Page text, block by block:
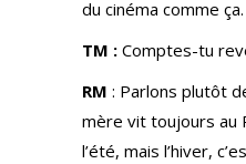
du cinéma comme ça.
TM : Comptes-tu
RM : Parlons plutôt
mère vit toujours au
l’été, mais l’hiver,